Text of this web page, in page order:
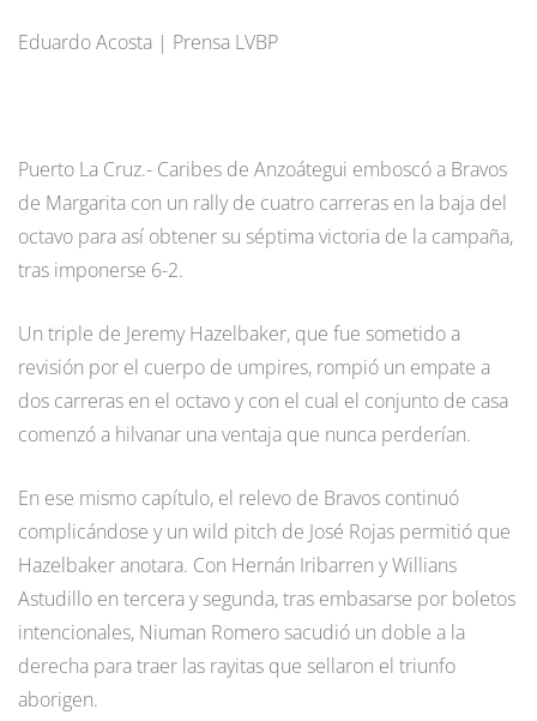
Eduardo Acosta | Prensa LVBP
Puerto La Cruz.- Caribes de Anzoátegui emboscó a Bravos
de Margarita con un rally de cuatro carreras en la baja del
octavo para así obtener su séptima victoria de la campaña,
tras imponerse 6-2.
Un triple de Jeremy Hazelbaker, que fue sometido a
revisión por el cuerpo de umpires, rompió un empate a
dos carreras en el octavo y con el cual el conjunto de casa
comenzó a hilvanar una ventaja que nunca perderían.
En ese mismo capítulo, el relevo de Bravos continuó
complicándose y un wild pitch de José Rojas permitió que
Hazelbaker anotara. Con Hernán Iribarren y Willians
Astudillo en tercera y segunda, tras embasarse por boletos
intencionales, Niuman Romero sacudió un doble a la
derecha para traer las rayitas que sellaron el triunfo
aborigen.